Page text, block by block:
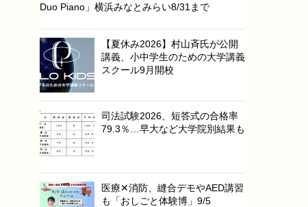
Duo Piano」横浜みなとみらい8/31まで
【夏休み2026】村山斉氏が公開
講義、小中学生のための大学講義
スクール9月開校
司法試験2026、短答式の合格率
79.3％…早大など大学院別結果も
医療✕消防、縫合デモやAED講習
も「おしごと体験博」9/5